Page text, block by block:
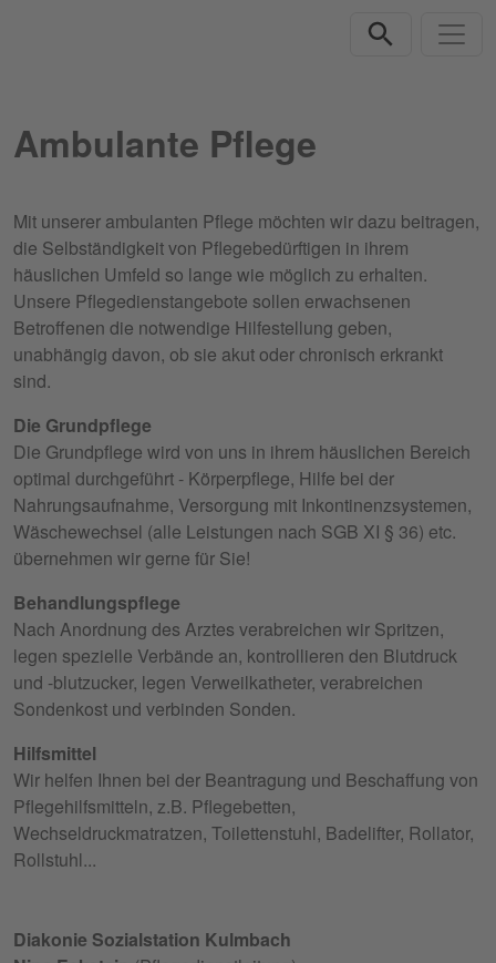
Ambulante Pflege
Mit unserer ambulanten Pflege möchten wir dazu beitragen,
die Selbständigkeit von Pflegebedürftigen in ihrem
häuslichen Umfeld so lange wie möglich zu erhalten.
Unsere Pflegedienstangebote sollen erwachsenen
Betroffenen die notwendige Hilfestellung geben,
unabhängig davon, ob sie akut oder chronisch erkrankt
sind.
Die Grundpflege
Die Grundpflege wird von uns in ihrem häuslichen Bereich
optimal durchgeführt - Körperpflege, Hilfe bei der
Nahrungsaufnahme, Versorgung mit Inkontinenzsystemen,
Wäschewechsel (alle Leistungen nach SGB XI § 36) etc.
übernehmen wir gerne für Sie!
Behandlungspflege
Nach Anordnung des Arztes verabreichen wir Spritzen,
legen spezielle Verbände an, kontrollieren den Blutdruck
und -blutzucker, legen Verweilkatheter, verabreichen
Sondenkost und verbinden Sonden.
Hilfsmittel
Wir helfen Ihnen bei der Beantragung und Beschaffung von
Pflegehilfsmitteln, z.B. Pflegebetten,
Wechseldruckmatratzen, Toilettenstuhl, Badelifter, Rollator,
Rollstuhl...
Diakonie Sozialstation Kulmbach